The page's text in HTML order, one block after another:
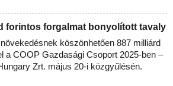
forintos forgalmat bonyolított tavaly
köszönhetően 887 milliárd
a COOP Gazdasági Csoport 2025-ben –
Zrt. május 20-i közgyűlésén.